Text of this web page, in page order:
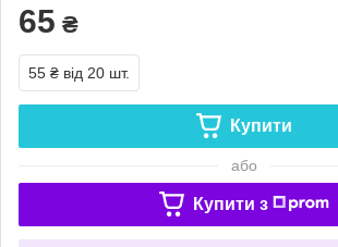
65 ₴
55 ₴ від 20 шт.
Купити
або
Купити з